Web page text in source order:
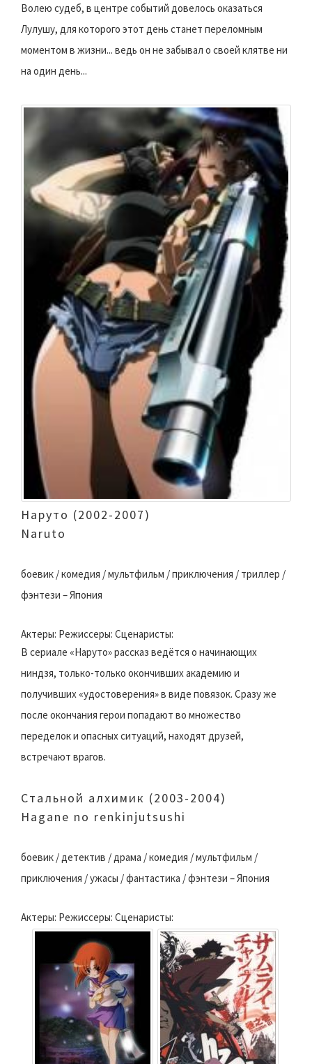
Волею судеб, в центре событий довелось оказаться
Лулушу, для которого этот день станет переломным
моментом в жизни... ведь он не забывал о своей клятве ни
на один день...
Наруто (2002-2007)
Naruto
боевик / комедия / мультфильм / приключения / триллер /
фэнтези – Япония
Актеры: Режиссеры: Сценаристы:
В сериале «Наруто» рассказ ведётся о начинающих
ниндзя, только-только окончивших академию и
получивших «удостоверения» в виде повязок. Сразу же
после окончания герои попадают во множество
переделок и опасных ситуаций, находят друзей,
встречают врагов.
Стальной алхимик (2003-2004)
Hagane no renkinjutsushi
боевик / детектив / драма / комедия / мультфильм /
приключения / ужасы / фантастика / фэнтези – Япония
Актеры: Режиссеры: Сценаристы: